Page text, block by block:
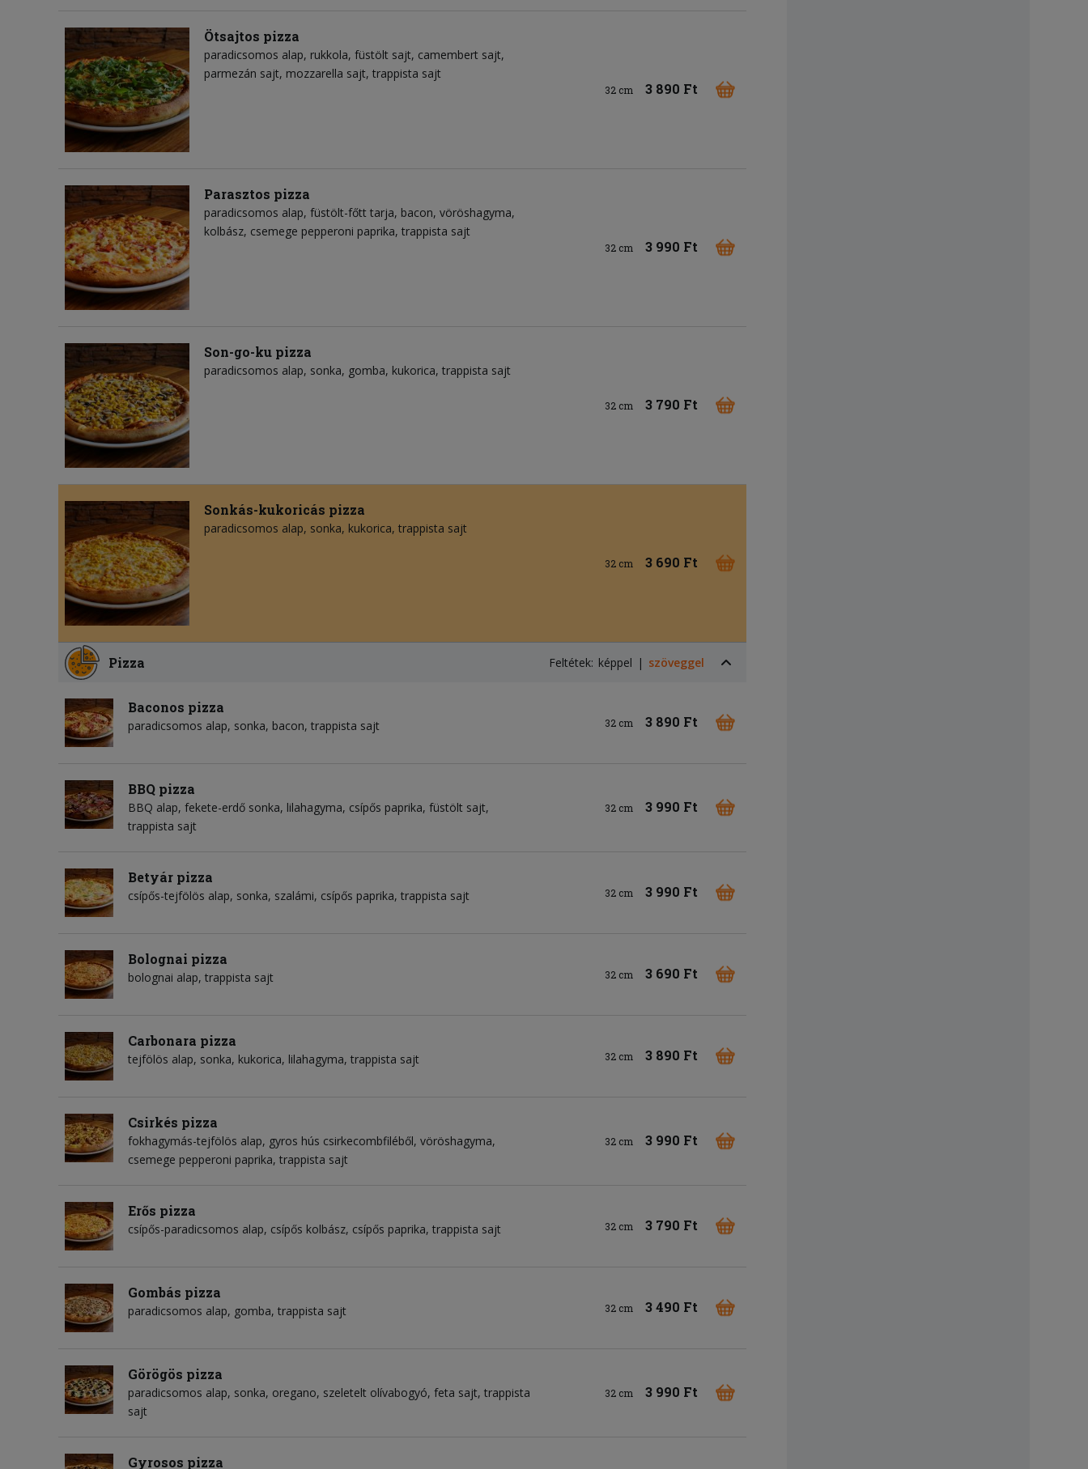
Ötsajtos pizza
paradicsomos alap rukkola füstölt sajt camembert sajt
parmezán sajt mozzarella sajt trappista sajt
32 cm 3 890 Ft
Parasztos pizza
paradicsomos alap füstölt-főtt tarja bacon vöröshagyma
kolbász csemege pepperoni paprika trappista sajt
32 cm 3 990 Ft
Son-go-ku pizza
paradicsomos alap sonka gomba kukorica trappista sajt
32 cm 3 790 Ft
Sonkás-kukoricás pizza
paradicsomos alap sonka kukorica trappista sajt
32 cm 3 690 Ft
Pizza Feltétek: képpel szöveggel
Baconos pizza
paradicsomos alap sonka bacon trappista sajt 32 cm 3 890 Ft
BBQ pizza
BBQ alap fekete-erdő sonka lilahagyma csípős paprika füstölt sajt
trappista sajt
32 cm 3 990 Ft
Betyár pizza
csípős-tejfölös alap sonka szalámi csípős paprika trappista sajt 32 cm 3 990 Ft
Bolognai pizza
bolognai alap trappista sajt 32 cm 3 690 Ft
Carbonara pizza
tejfölös alap sonka kukorica lilahagyma trappista sajt 32 cm 3 890 Ft
Csirkés pizza
fokhagymás-tejfölös alap gyros hús csirkecombfiléből vöröshagyma
csemege pepperoni paprika trappista sajt
32 cm 3 990 Ft
Erős pizza
csípős-paradicsomos alap csípős kolbász csípős paprika trappista sajt 32 cm 3 790 Ft
Gombás pizza
paradicsomos alap gomba trappista sajt 32 cm 3 490 Ft
Görögös pizza
paradicsomos alap sonka oregano szeletelt olívabogyó feta sajt trappista
sajt
32 cm 3 990 Ft
Gyrosos pizza